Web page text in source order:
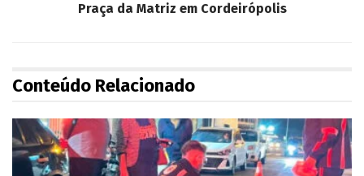
Praça da Matriz em Cordeirópolis
Conteúdo Relacionado